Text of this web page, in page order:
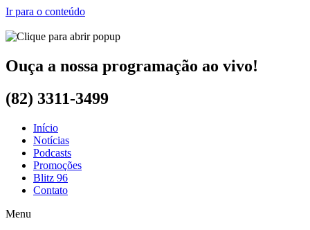
Ir para o conteúdo
Ouça a nossa programação ao vivo!
(82) 3311-3499
Início
Notícias
Podcasts
Promoções
Blitz 96
Contato
Menu